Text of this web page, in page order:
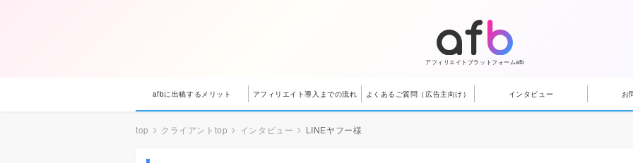
アフィリエイトプラットフォームafb
afbに出稿するメリット アフィリエイト導入までの流れ よくあるご質問（広告主向け） インタビュー お
top クライアントtop インタビュー LINEヤフー様